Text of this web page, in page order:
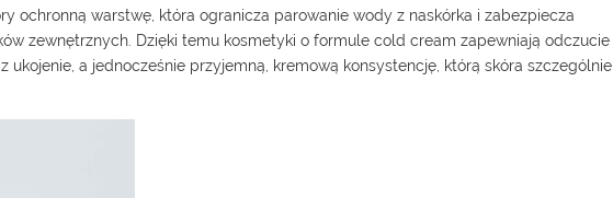
ochronną warstwę, która ogranicza parowanie wody z naskórka i zabezpiecza
zewnętrznych. Dzięki temu kosmetyki o formule cold cream zapewniają odczucie
ukojenie, a jednocześnie przyjemną, kremową konsystencję, którą skóra szczególnie